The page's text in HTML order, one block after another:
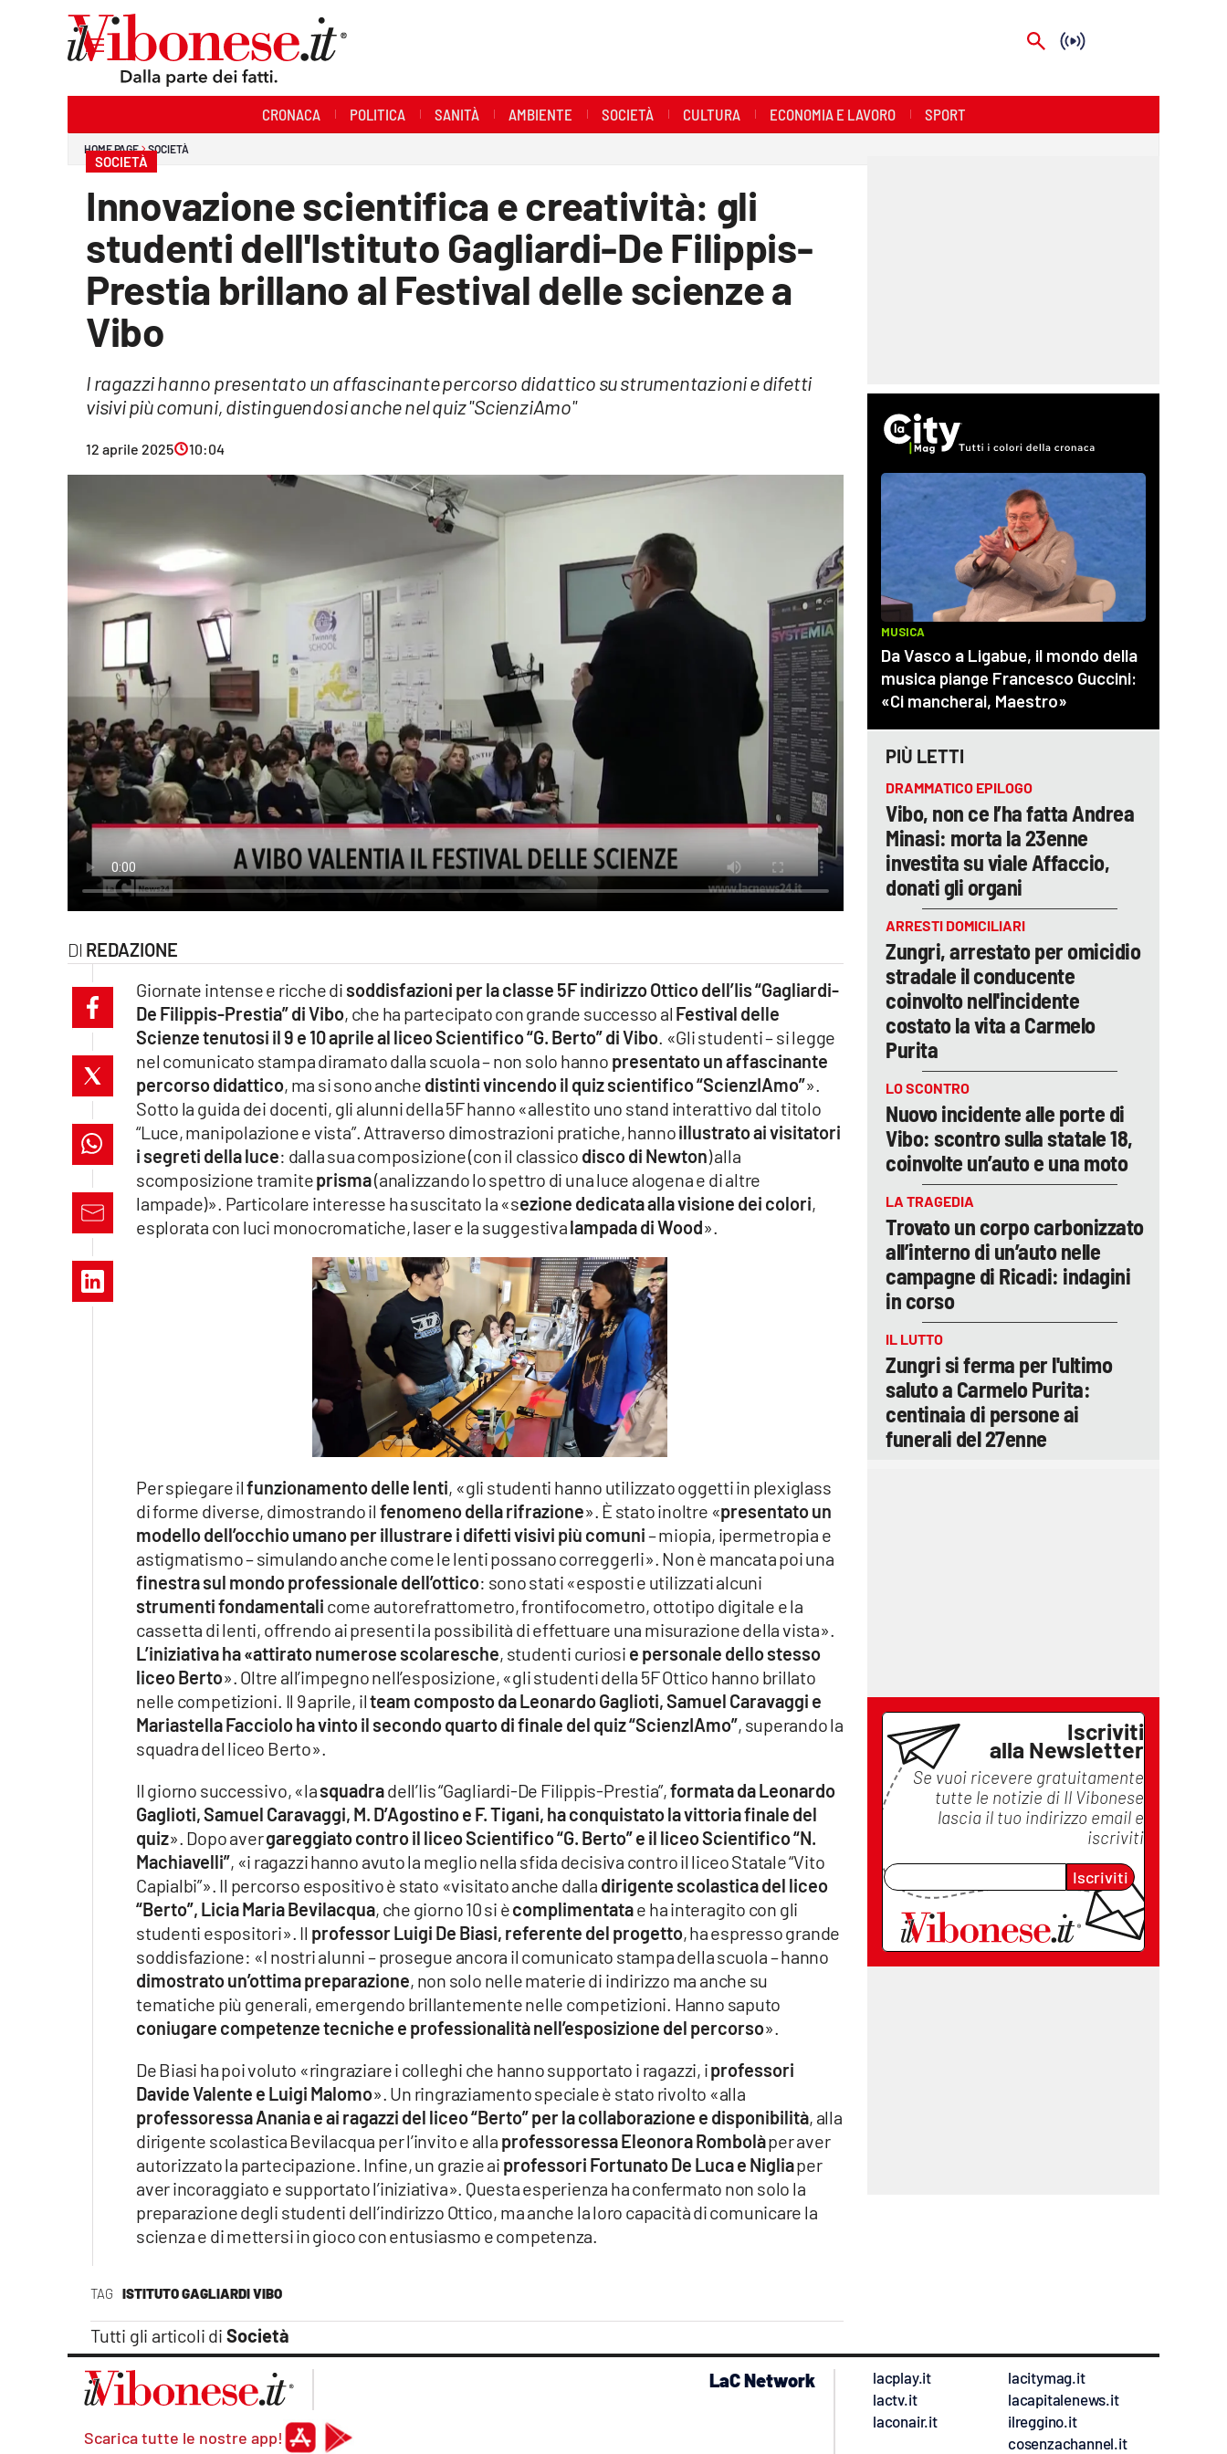
Economia e Lavoro
Streaming
Lac Network
catanzarochannel.it
lacapitalenews.it
CRONACA POLITICA SANITÀ AMBIENTE SOCIETÀ CULTURA ECONOMIA E LAVORO SPORT
HOME PAGE SOCIETÀ
SOCIETÀ
Innovazione scientifica e creatività: gli
studenti dell'Istituto Gagliardi-De Filippis-
Prestia brillano al Festival delle scienze a
Vibo
I ragazzi hanno presentato un affascinante percorso didattico su strumentazioni e difetti
visivi più comuni, distinguendosi anche nel quiz "ScienziAmo"
12 aprile 2025 10:04
REDAZIONE
TAG ISTITUTO GAGLIARDI VIBO
Tutti gli articoli di Società
Giornate intense e ricche di soddisfazioni per la classe 5F indirizzo Ottico dell’Iis “Gagliardi-
De Filippis-Prestia” di Vibo, che ha partecipato con grande successo al Festival delle
Scienze tenutosi il 9 e 10 aprile al liceo Scientifico “G. Berto” di Vibo. «Gli studenti – si legge
nel comunicato stampa diramato dalla scuola – non solo hanno presentato un affascinante
percorso didattico, ma si sono anche distinti vincendo il quiz scientifico “ScienzIAmo”».
Sotto la guida dei docenti, gli alunni della 5F hanno «allestito uno stand interattivo dal titolo
“Luce, manipolazione e vista”. Attraverso dimostrazioni pratiche, hannoillustrato ai visitatori
i segreti della luce: dalla sua composizione (con il classico disco di Newton) alla
scomposizione tramiteprisma(analizzando lo spettro di una luce alogena e di altre
lampade)». Particolare interesse ha suscitato la «sezione dedicata alla visione dei colori,
esplorata con luci monocromatiche, laser e la suggestivalampada di Wood».
Per spiegare ilfunzionamento delle lenti, «gli studenti hanno utilizzato oggetti in plexiglass
di forme diverse, dimostrando il fenomeno della rifrazione». È stato inoltre «presentato un
modello dell’occhio umano per illustrare i difetti visivi più comuni– miopia, ipermetropia e
astigmatismo – simulando anche come le lenti possano correggerli». Non è mancata poi una
finestra sul mondo professionale dell’ottico: sono stati «esposti e utilizzati alcuni
strumenti fondamentali come autorefrattometro, frontifocometro, ottotipo digitale e la
cassetta di lenti, offrendo ai presenti la possibilità di effettuare una misurazione della vista».
L’iniziativa ha «attirato numerose scolaresche, studenti curiosi e personale dello stesso
liceo Berto». Oltre all’impegno nell’esposizione, «gli studenti della 5F Ottico hanno brillato
nelle competizioni. Il 9 aprile, ilteam composto da Leonardo Gaglioti, Samuel Caravaggi e
Mariastella Facciolo ha vinto il secondo quarto di finale del quiz “ScienzIAmo”, superando la
squadra del liceo Berto».
Il giorno successivo, «lasquadradell’Iis “Gagliardi-De Filippis-Prestia”,formata da Leonardo
Gaglioti, Samuel Caravaggi, M. D’Agostino e F. Tigani, ha conquistato la vittoria finale del
quiz». Dopo avergareggiato contro il liceo Scientifico “G. Berto” e il liceo Scientifico “N.
Machiavelli”, «i ragazzi hanno avuto la meglio nella sfida decisiva contro il liceo Statale “Vito
Capialbi”». Il percorso espositivo è stato «visitato anche dalla dirigente scolastica del liceo
“Berto”, Licia Maria Bevilacqua, che giorno 10 si ècomplimentatae ha interagito con gli
studenti espositori». Il professor Luigi De Biasi, referente del progetto, ha espresso grande
soddisfazione: «I nostri alunni – prosegue ancora il comunicato stampa della scuola – hanno
dimostrato un’ottima preparazione, non solo nelle materie di indirizzo ma anche su
tematiche più generali, emergendo brillantemente nelle competizioni. Hanno saputo
coniugare competenze tecniche e professionalità nell’esposizione del percorso».
De Biasi ha poi voluto «ringraziare i colleghi che hanno supportato i ragazzi, iprofessori
Davide Valente e Luigi Malomo». Un ringraziamento speciale è stato rivolto «alla
professoressa Anania e ai ragazzi del liceo “Berto” per la collaborazione e disponibilità, alla
dirigente scolastica Bevilacqua per l’invito e alla professoressa Eleonora Rombolàper aver
autorizzato la partecipazione. Infine, un grazie ai professori Fortunato De Luca e Nigliaper
aver incoraggiato e supportato l’iniziativa». Questa esperienza ha confermato non solo la
preparazione degli studenti dell’indirizzo Ottico, ma anche la loro capacità di comunicare la
scienza e di mettersi in gioco con entusiasmo e competenza.
PIÙ LETTI
DRAMMATICO EPILOGO
Vibo, non ce l’ha fatta Andrea
Minasi: morta la 23enne
investita su viale Affaccio,
donati gli organi
ARRESTI DOMICILIARI
Zungri, arrestato per omicidio
stradale il conducente
coinvolto nell'incidente
costato la vita a Carmelo
Purita
LO SCONTRO
Nuovo incidente alle porte di
Vibo: scontro sulla statale 18,
coinvolte un’auto e una moto
LA TRAGEDIA
Trovato un corpo carbonizzato
all’interno di un’auto nelle
campagne di Ricadi: indagini
in corso
IL LUTTO
Zungri si ferma per l'ultimo
saluto a Carmelo Purita:
centinaia di persone ai
funerali del 27enne
Iscriviti
alla Newsletter
Se vuoi ricevere gratuitamente
tutte le notizie di Il Vibonese
lascia il tuo indirizzo email e
iscriviti
Iscriviti
Scarica tutte le nostre app!
LaC Network
lacplay.it
lactv.it
laconair.it
lacitymag.it
lacapitalenews.it
ilreggino.it
cosenzachannel.it